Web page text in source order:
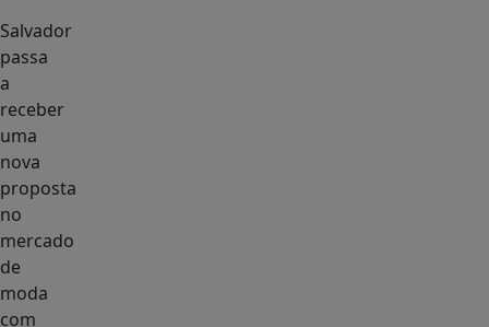
Salvador
passa
a
receber
uma
nova
proposta
no
mercado
de
moda
com